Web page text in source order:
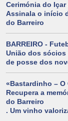
Cerimónia do
Assinala o início
do Barreiro
BARREIRO -
União dos sócios
de posse dos
«Bastardinho – O
Recupera a
do Barreiro
. Um vinho